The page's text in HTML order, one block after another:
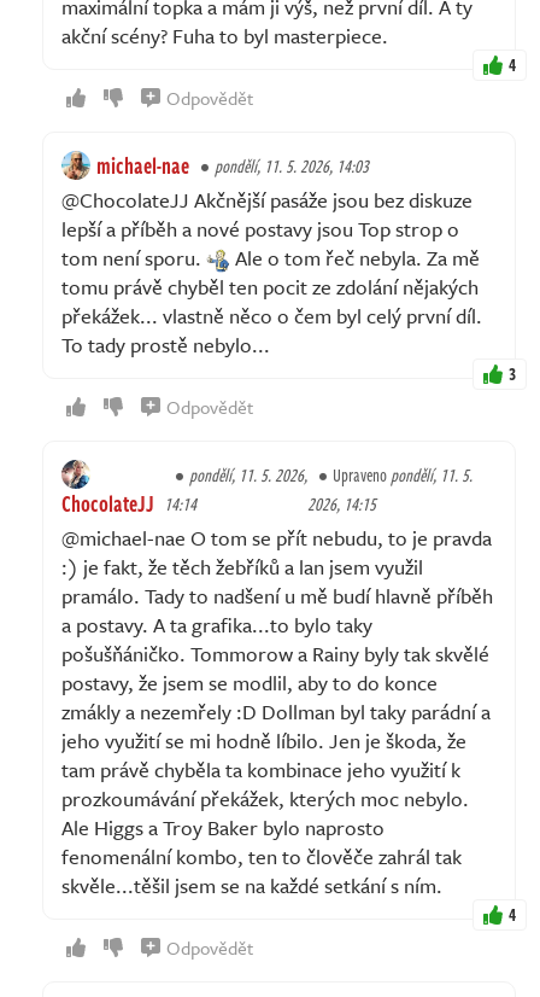
maximální topka a mám ji výš, než první díl. A ty
akční scény? Fuha to byl masterpiece.
4
Odpovědět
michael-nae pondělí, 11. 5. 2026, 14:03
@ChocolateJJ Akčnější pasáže jsou bez diskuze
lepší a příběh a nové postavy jsou Top strop o
tom není sporu.
Ale o tom řeč nebyla. Za mě
tomu právě chyběl ten pocit ze zdolání nějakých
překážek... vlastně něco o čem byl celý první díl.
To tady prostě nebylo...
3
Odpovědět
ChocolateJJ
pondělí, 11. 5. 2026,
14:14
Upravenopondělí, 11. 5.
2026, 14:15
@michael-nae O tom se přít nebudu, to je pravda
:) je fakt, že těch žebříků a lan jsem využil
pramálo. Tady to nadšení u mě budí hlavně příběh
a postavy. A ta grafika...to bylo taky
pošušňáničko. Tommorow a Rainy byly tak skvělé
postavy, že jsem se modlil, aby to do konce
zmákly a nezemřely :D Dollman byl taky parádní a
jeho využití se mi hodně líbilo. Jen je škoda, že
tam právě chyběla ta kombinace jeho využití k
prozkoumávání překážek, kterých moc nebylo.
Ale Higgs a Troy Baker bylo naprosto
fenomenální kombo, ten to člověče zahrál tak
skvěle...těšil jsem se na každé setkání s ním.
4
Odpovědět